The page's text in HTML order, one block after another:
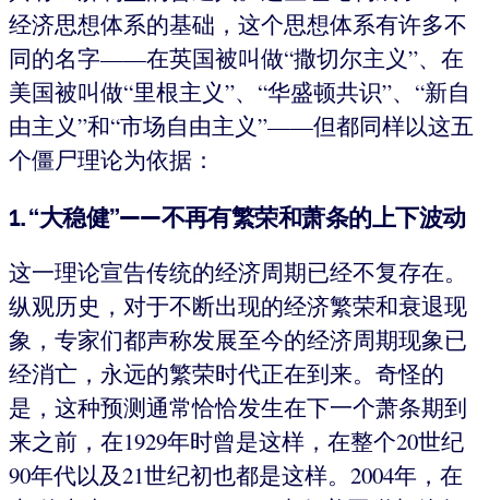
经济思想体系的基础，这个思想体系有许多不
同的名字——在英国被叫做“撒切尔主义”、在
美国被叫做“里根主义”、“华盛顿共识”、“新自
由主义”和“市场自由主义”——但都同样以这五
个僵尸理论为依据：
1. “大稳健”——不再有繁荣和萧条的上下波动
这一理论宣告传统的经济周期已经不复存在。
纵观历史，对于不断出现的经济繁荣和衰退现
象，专家们都声称发展至今的经济周期现象已
经消亡，永远的繁荣时代正在到来。奇怪的
是，这种预测通常恰恰发生在下一个萧条期到
来之前，在1929年时曾是这样，在整个20世纪
90年代以及21世纪初也都是这样。2004年，在